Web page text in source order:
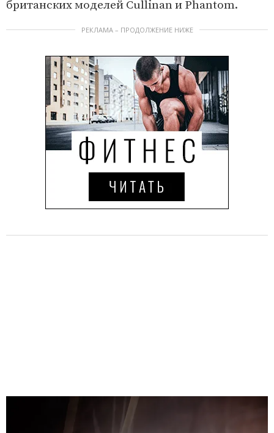
британских моделей Cullinan и Phantom.
РЕКЛАМА – ПРОДОЛЖЕНИЕ НИЖЕ